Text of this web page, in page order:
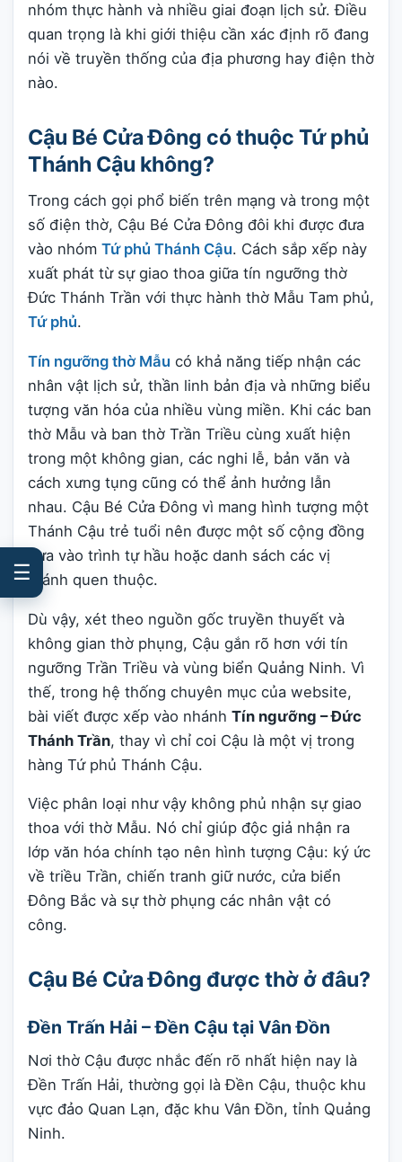
nhóm thực hành và nhiều giai đoạn lịch sử. Điều
quan trọng là khi giới thiệu cần xác định rõ đang
nói về truyền thống của địa phương hay điện thờ
nào.
Cậu Bé Cửa Đông có thuộc Tứ phủ
Thánh Cậu không?
Trong cách gọi phổ biến trên mạng và trong một
số điện thờ, Cậu Bé Cửa Đông đôi khi được đưa
vào nhóm Tứ phủ Thánh Cậu. Cách sắp xếp này
xuất phát từ sự giao thoa giữa tín ngưỡng thờ
Đức Thánh Trần với thực hành thờ Mẫu Tam phủ,
Tứ phủ.
Tín ngưỡng thờ Mẫu có khả năng tiếp nhận các
nhân vật lịch sử, thần linh bản địa và những biểu
tượng văn hóa của nhiều vùng miền. Khi các ban
thờ Mẫu và ban thờ Trần Triều cùng xuất hiện
trong một không gian, các nghi lễ, bản văn và
cách xưng tụng cũng có thể ảnh hưởng lẫn
nhau. Cậu Bé Cửa Đông vì mang hình tượng một
Thánh Cậu trẻ tuổi nên được một số cộng đồng
đưa vào trình tự hầu hoặc danh sách các vị
thánh quen thuộc.
Dù vậy, xét theo nguồn gốc truyền thuyết và
không gian thờ phụng, Cậu gắn rõ hơn với tín
ngưỡng Trần Triều và vùng biển Quảng Ninh. Vì
thế, trong hệ thống chuyên mục của website,
bài viết được xếp vào nhánh Tín ngưỡng – Đức
Thánh Trần, thay vì chỉ coi Cậu là một vị trong
hàng Tứ phủ Thánh Cậu.
Việc phân loại như vậy không phủ nhận sự giao
thoa với thờ Mẫu. Nó chỉ giúp độc giả nhận ra
lớp văn hóa chính tạo nên hình tượng Cậu: ký ức
về triều Trần, chiến tranh giữ nước, cửa biển
Đông Bắc và sự thờ phụng các nhân vật có
công.
Cậu Bé Cửa Đông được thờ ở đâu?
Đền Trấn Hải – Đền Cậu tại Vân Đồn
Nơi thờ Cậu được nhắc đến rõ nhất hiện nay là
Đền Trấn Hải, thường gọi là Đền Cậu, thuộc khu
vực đảo Quan Lạn, đặc khu Vân Đồn, tỉnh Quảng
Ninh.
☰